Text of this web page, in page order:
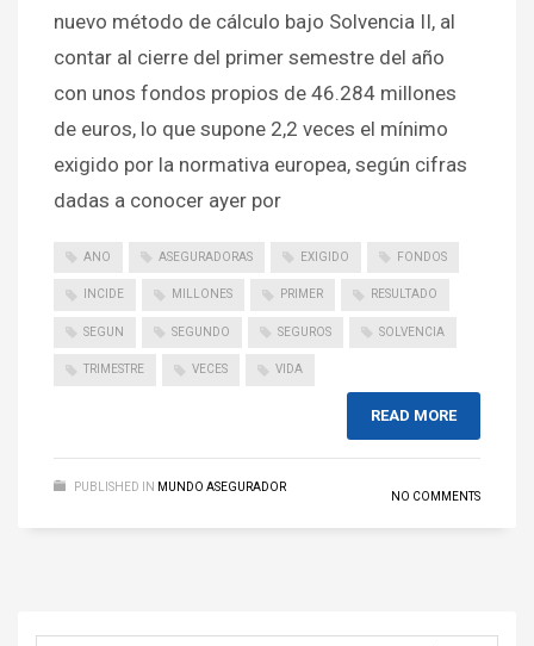
nuevo método de cálculo bajo Solvencia II, al
contar al cierre del primer semestre del año
con unos fondos propios de 46.284 millones
de euros, lo que supone 2,2 veces el mínimo
exigido por la normativa europea, según cifras
dadas a conocer ayer por
ANO ASEGURADORAS EXIGIDO FONDOS
INCIDE MILLONES PRIMER RESULTADO
SEGUN SEGUNDO SEGUROS SOLVENCIA
TRIMESTRE VECES VIDA
READ MORE
PUBLISHED IN MUNDO ASEGURADOR
NO COMMENTS